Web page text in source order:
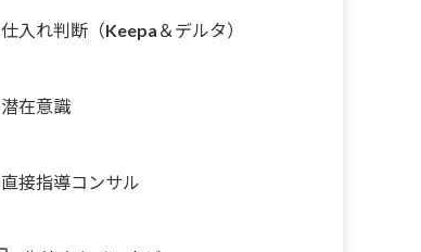
仕入れ判断（Keepa＆デルタ）
潜在意識
直接指導コンサル